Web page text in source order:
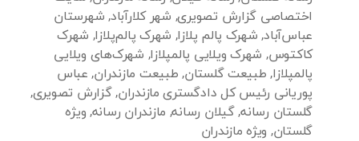
اختصاصی گزارش تصویری, شهر کلارآباد, شهرستان
عباس‌آباد, شهرک پالم پلازا, شهرک پالم‌پلازا, شهرک‌
کاکتوس, شهرک‌ ویلایی پالمپلازا, شهرک‌های ویلایی
پالمپلازا, طبیعت گلستان, طبیعت مازندران, عباس
پوریانی رئیس کل دادگستری مازندران,گزارش تصویری,
گلستان رسانه,گیلان رسانه, مازندران رسانه, ویژه
گلستان, ویژه مازندران